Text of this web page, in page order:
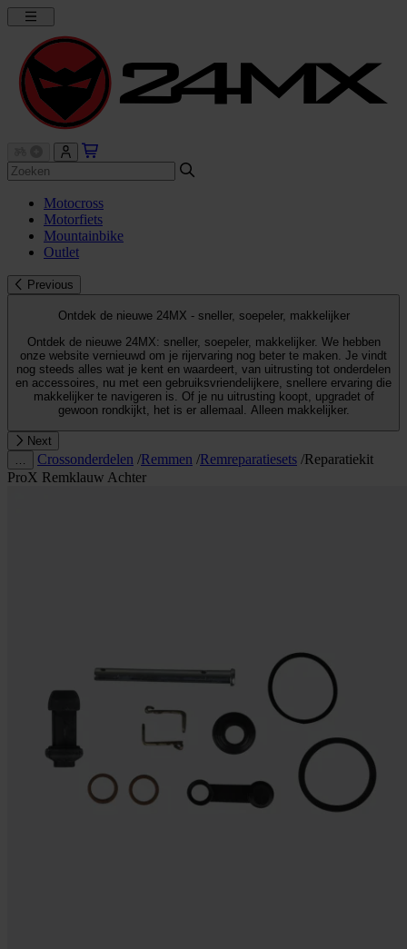
Motocross
Motorfiets
Mountainbike
Outlet
Previous
Ontdek de nieuwe 24MX - sneller, soepeler, makkelijker
Ontdek de nieuwe 24MX: sneller, soepeler, makkelijker. We hebben
onze website vernieuwd om je rijervaring nog beter te maken. Je vindt
nog steeds alles wat je kent en waardeert, van uitrusting tot onderdelen
en accessoires, nu met een gebruiksvriendelijkere, snellere ervaring die
makkelijker te navigeren is. Of je nu uitrusting koopt, upgradet of
gewoon rondkijkt, het is er allemaal. Alleen makkelijker.
Next
Crossonderdelen /Remmen /Remreparatiesets /Reparatiekit
ProX Remklauw Achter